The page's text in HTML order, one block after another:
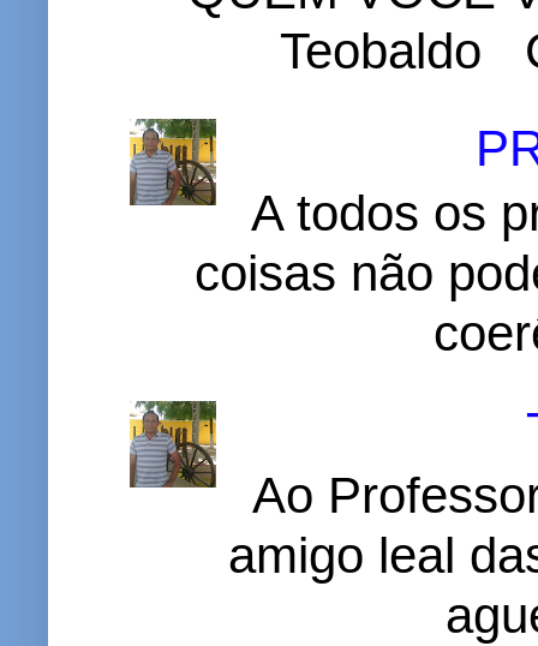
Teobaldo
A todos os
coisas não
Ao
amigo leal